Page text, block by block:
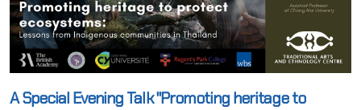
A Special Evening Talk "Promoting heritage to